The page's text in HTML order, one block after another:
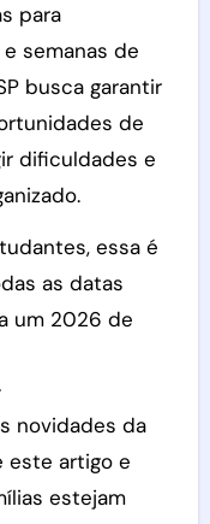
para
semanas de
busca garantir
de
dificuldades e
essa é
as datas
um 2026 de
novidades da
este artigo e
estejam